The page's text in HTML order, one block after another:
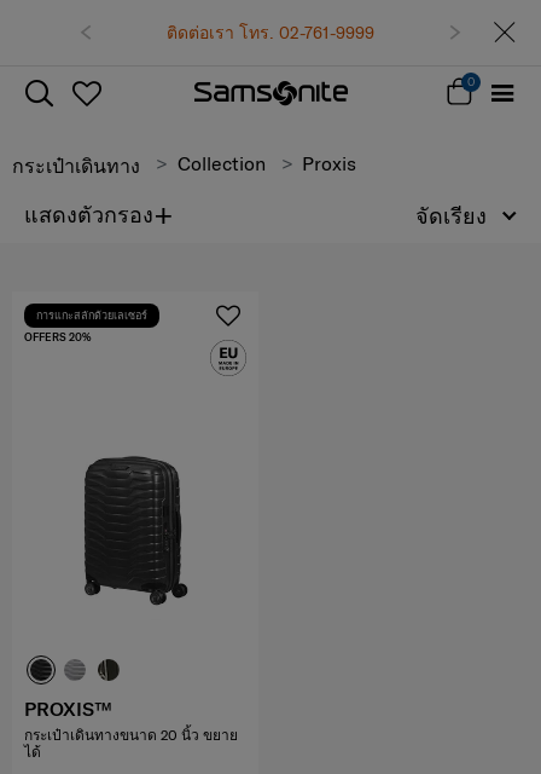
ติดต่อเรา โทร. 02-761-9999
0
กระเป๋าเดินทาง Collection Proxis
แสดงตัวกรอง+ จัดเรียง
OFFERS 20%
การแกะสลักด้วยเลเซอร์
PROXIS™
กระเป๋าเดินทางขนาด 20 นิ้ว ขยาย
ได้